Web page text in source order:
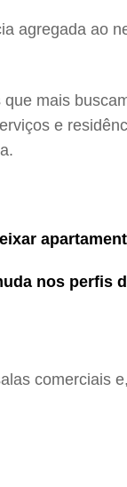
ao
mais
e
nos perfis
comerciais